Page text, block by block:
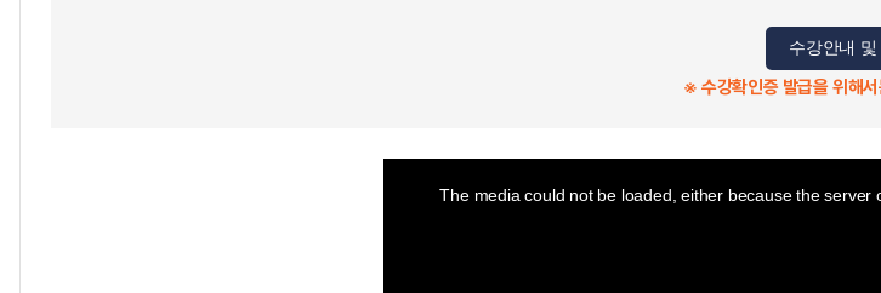
수강안내 및
※ 수강확인증 발급을 위해
The media could not be loaded, either because the